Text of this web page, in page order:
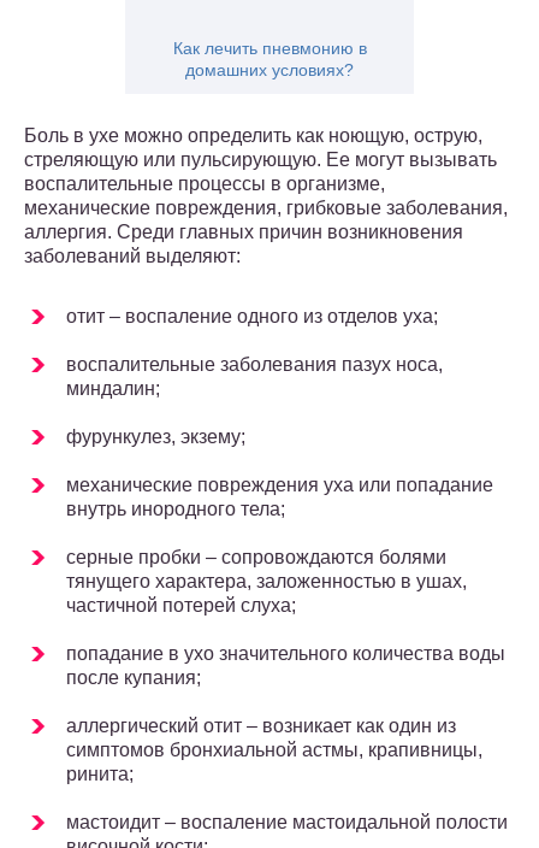
Как лечить пневмонию в
домашних условиях?
Боль в ухе можно определить как ноющую, острую,
стреляющую или пульсирующую. Ее могут вызывать
воспалительные процессы в организме,
механические повреждения, грибковые заболевания,
аллергия. Среди главных причин возникновения
заболеваний выделяют:
отит – воспаление одного из отделов уха;
воспалительные заболевания пазух носа,
миндалин;
фурункулез, экзему;
механические повреждения уха или попадание
внутрь инородного тела;
серные пробки – сопровождаются болями
тянущего характера, заложенностью в ушах,
частичной потерей слуха;
попадание в ухо значительного количества воды
после купания;
аллергический отит – возникает как один из
симптомов бронхиальной астмы, крапивницы,
ринита;
мастоидит – воспаление мастоидальной полости